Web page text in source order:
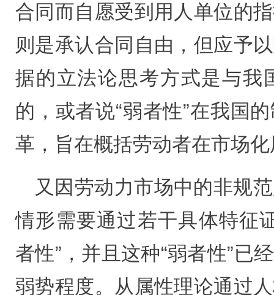
合同而自愿受到用人单位的
则是承认合同自由，但应予
据的立法论思考方式是与我
的，或者说“弱者性”在我国
革，旨在概括劳动者在市场
又因劳动力市场中的非规
情形需要通过若干具体特征
者性”，并且这种“弱者性”已
弱势程度。从属性理论通过